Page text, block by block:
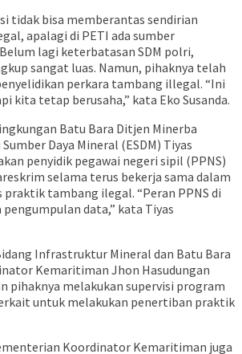
tidak bisa memberantas sendirian
apalagi di PETI ada sumber
lagi keterbatasan SDM polri,
sangat luas. Namun, pihaknya telah
perkara tambang illegal. “Ini
kita tetap berusaha,” kata Eko Susanda.
Batu Bara Ditjen Minerba
Daya Mineral (ESDM) Tiyas
penyidik pegawai negeri sipil (PPNS)
selama terus bekerja sama dalam
tambang ilegal. “Peran PPNS di
data,” kata Tiyas
Infrastruktur Mineral dan Batu Bara
Kemaritiman Jhon Hasudungan
pihaknya melakukan supervisi program
untuk melakukan penertiban praktik
Koordinator Kemaritiman juga